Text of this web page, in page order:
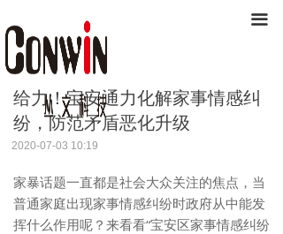
끀
解决方案
丛文动态
关于丛文
丛文安全
给力！宝安通力化解家事情感纠
纷，防范矛盾恶化升级
2020-07-03 10:19
家暴话题一直都是社会大众关注的焦点，当
普通家庭出现家事情感纠纷时政府从中能发
挥什么作用呢？来看看“宝安区家事情感纠纷